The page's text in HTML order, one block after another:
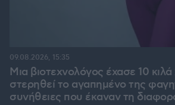
Μια βιοτεχνολόγος έχασε 10
στερηθεί το αγαπημένο της
συνήθειες που έκαναν τη
09.08.2026, 15:35